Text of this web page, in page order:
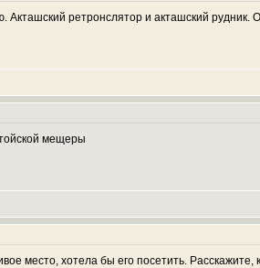
Акташский ретронслятор и акташский
мещеры
место, хотела бы его посетить. Расскажите,